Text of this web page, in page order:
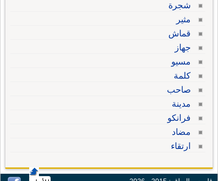
شجرة
مثير
قماش
جهاز
مسيو
كلمة
صاحب
مدينة
فرانكو
مضاد
ارتقاء